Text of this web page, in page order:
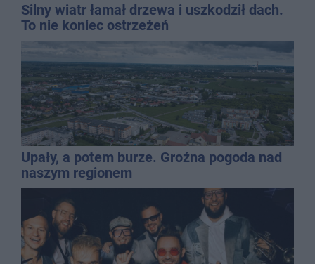
Silny wiatr łamał drzewa i uszkodził dach.
To nie koniec ostrzeżeń
Upały, a potem burze. Groźna pogoda nad
naszym regionem